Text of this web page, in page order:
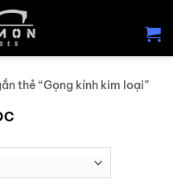
thẻ “Gọng kính kim loại”